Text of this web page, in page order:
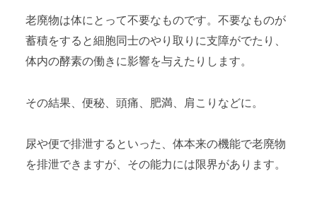
老廃物は体にとって不要なものです。不要なものが
蓄積をすると細胞同士のやり取りに支障がでたり、
体内の酵素の働きに影響を与えたりします。
その結果、便秘、頭痛、肥満、肩こりなどに。
尿や便で排泄するといった、体本来の機能で老廃物
を排泄できますが、その能力には限界があります。